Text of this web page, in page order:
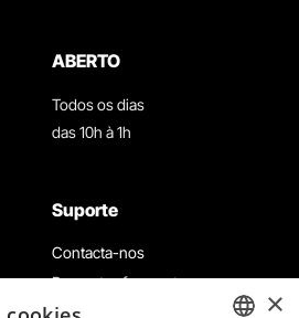
ABERTO
Todos os dias
das 10h à 1h
Suporte
Contacta-nos
Perguntas frequentes
Termos e Condições
×